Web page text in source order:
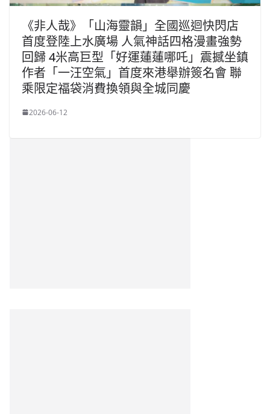
《非人哉》「山海靈韻」全國巡迴快閃店
首度登陸上水廣場 人氣神話四格漫畫強勢
回歸 4米高巨型「好運蓮蓮哪吒」震撼坐鎮
作者「一汪空氣」首度來港舉辦簽名會 聯
乘限定福袋消費換領與全城同慶
2026-06-12